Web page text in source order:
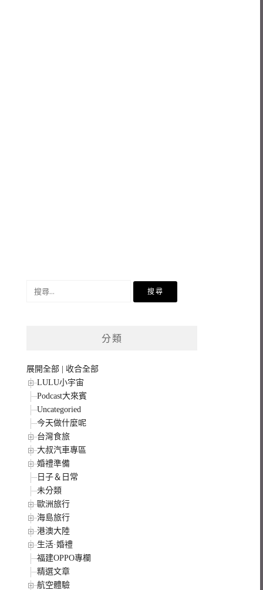
分類
展開全部
收合全部
LULU小宇宙
Podcast大來賓
Uncategoried
今天做什麼呢
台灣食旅
大叔汽車專區
婚禮準備
日子＆日常
未分類
歐洲旅行
海島旅行
港澳大陸
生活·婚禮
福建OPPO專欄
精選文章
航空體驗